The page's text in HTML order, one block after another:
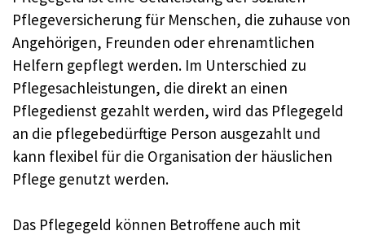
Pflegeversicherung für Menschen, die zuhause von
Angehörigen, Freunden oder ehrenamtlichen
Helfern gepflegt werden. Im Unterschied zu
Pflegesachleistungen, die direkt an einen
Pflegedienst gezahlt werden, wird das Pflegegeld
an die pflegebedürftige Person ausgezahlt und
kann flexibel für die Organisation der häuslichen
Pflege genutzt werden.
Das Pflegegeld können Betroffene auch mit